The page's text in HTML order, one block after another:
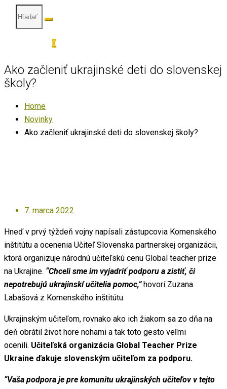
0
Ako začleniť ukrajinské deti do slovenskej
školy?
Home
Novinky
Ako začleniť ukrajinské deti do slovenskej školy?
Posted
7. marca 2022
Hneď v prvý týždeň vojny napísali zástupcovia Komenského
inštitútu a ocenenia Učiteľ Slovenska partnerskej organizácii,
ktorá organizuje národnú učiteľskú cenu Global teacher prize
na Ukrajine. “Chceli sme im vyjadriť podporu a zistiť, či
nepotrebujú ukrajinskí učitelia pomoc,”hovorí Zuzana
Labašová z Komenského inštitútu.
Ukrajinským učiteľom, rovnako ako ich žiakom sa zo dňa na
deň obrátil život hore nohami a tak toto gesto veľmi
ocenili. Učiteľská organizácia Global Teacher Prize
Ukraine ďakuje slovenským učiteľom za podporu.
“Vaša podpora je pre komunitu ukrajinských učiteľov v tejto